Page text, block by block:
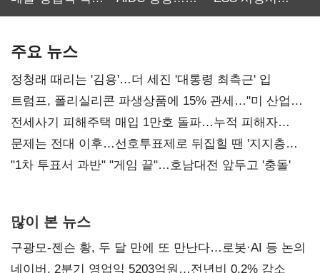
주요 뉴스
정청래 때리는 '김용'…더 세진 '대통령 최측근' 입
트럼프, 폴리실리콘 파생상품에 15% 관세…"미 산업
재건"
전세사기 피해주택 매입 1만호 돌파…누적 피해자
4만278명
문제는 전대 이후…선호투표제로 뒤집힐 땐 '지지층
불복'
"1차 투표서 과반" "게임 끝"…호남대전 앞두고 '충돌'
많이 본 뉴스
구광모-젠슨 황, 두 달 만에 또 만난다…로봇·AI 등 논의
네이버, 2분기 영업익 5203억원…전년비 0.2% 감소